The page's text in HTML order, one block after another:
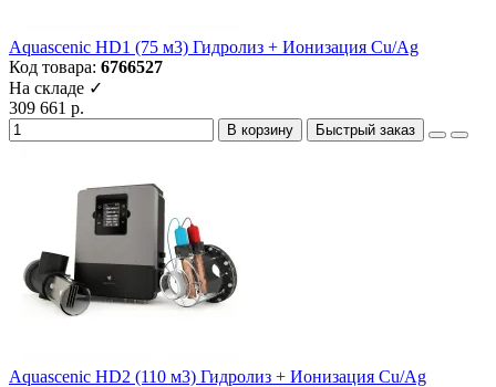
Aquascenic HD1 (75 м3) Гидролиз + Ионизация Cu/Ag
Код товара: 6766527
На складе ✓
309 661 р.
В корзину Быстрый заказ
Aquascenic HD2 (110 м3) Гидролиз + Ионизация Cu/Ag